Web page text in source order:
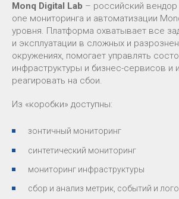
Monq Digital Lab – российский
one мониторинга и автоматизации
уровня. Платформа охватывает все
и эксплуатации в сложных и
окружениях, помогает управлять
инфраструктуры и бизнес-сервисов и
реагировать на сбои.
Из «коробки» доступны:
зонтичный мониторинг
синтетический мониторинг
мониторинг инфраструктуры
сбор и анализ метрик, событий и